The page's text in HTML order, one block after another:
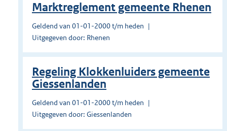
Marktreglement gemeente Rhenen
Geldend van 01-01-2000 t/m heden
Uitgegeven door: Rhenen
Regeling Klokkenluiders gemeente
Giessenlanden
Geldend van 01-01-2000 t/m heden
Uitgegeven door: Giessenlanden